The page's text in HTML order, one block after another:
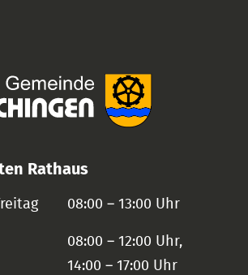
Rathaus
08:00 – 13:00 Uhr
08:00 – 12:00 Uhr,
14:00 – 17:00 Uhr